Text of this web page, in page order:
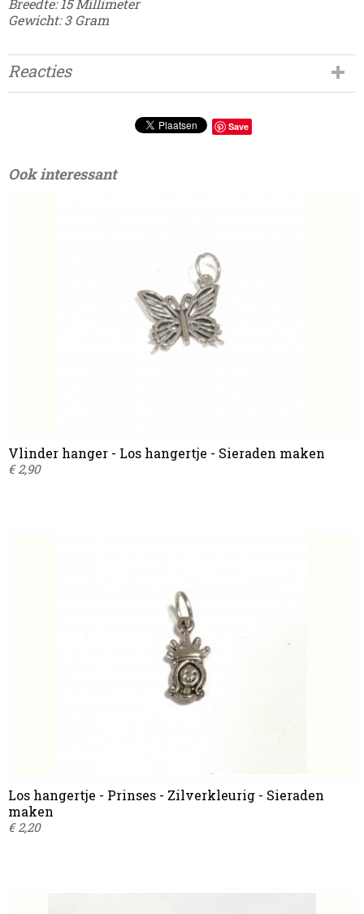
Breedte: 15 Millimeter
Gewicht: 3 Gram
Reacties
Save
Ook interessant
Vlinder hanger - Los hangertje - Sieraden maken
€ 2,90
Los hangertje - Prinses - Zilverkleurig - Sieraden
maken
€ 2,20